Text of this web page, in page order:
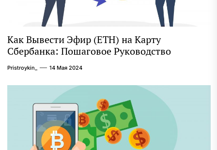
Как Вывести Эфир (ETH) на Карту
Сбербанка: Пошаговое Руководство
Pristroykin_ 14 Мая 2024